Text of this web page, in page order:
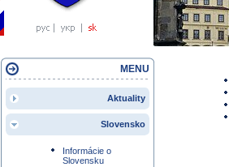
MENU
Aktuality
Slovensko
Informácie o
Slovensku